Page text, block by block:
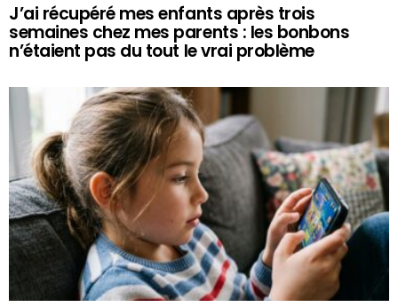
J’ai récupéré mes enfants après trois
semaines chez mes parents : les bonbons
n’étaient pas du tout le vrai problème